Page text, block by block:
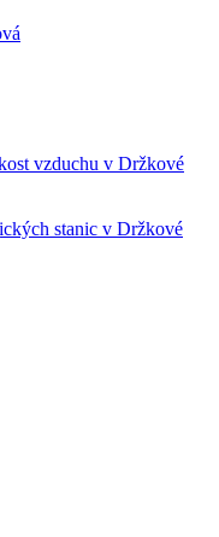
vzduchu v Držkové
stanic v Držkové